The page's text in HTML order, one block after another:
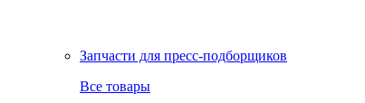
Запчасти для пресс-подборщиков
Все товары